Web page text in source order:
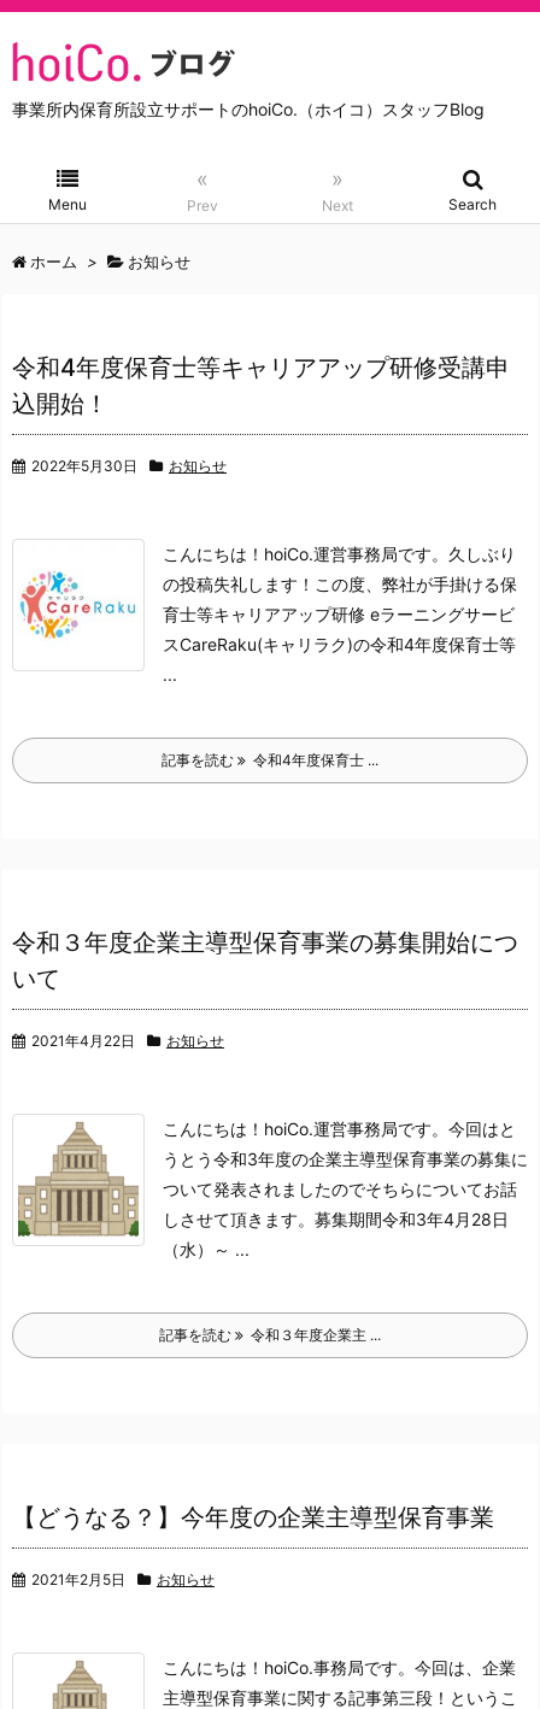
事業所内保育所設立サポートのhoiCo.（ホイコ）スタッフBlog
Menu
«
Prev
»
Next Search
ホーム > お知らせ
令和4年度保育士等キャリアアップ研修受講申
込開始！
2022年5月30日 お知らせ
こんにちは！hoiCo.運営事務局です。 久しぶり
の投稿失礼します！ この度、弊社が手掛ける保
育士等キャリアアップ研修 eラーニングサービ
スCareRaku(キャリラク)の令和4年度保育士等
...
記事を読む 令和4年度保育士 ...
令和３年度企業主導型保育事業の募集開始につ
いて
2021年4月22日 お知らせ
こんにちは！hoiCo.運営事務局です。 今回はと
うとう令和3年度の企業主導型保育事業の募集に
ついて発表されましたのでそちらについてお話
しさせて頂きます。 募集期間令和3年4月28日
（水）～ ...
記事を読む 令和３年度企業主 ...
【どうなる？】今年度の企業主導型保育事業
2021年2月5日 お知らせ
こんにちは！hoiCo.事務局です。 今回は、企業
主導型保育事業に関する記事第三段！というこ